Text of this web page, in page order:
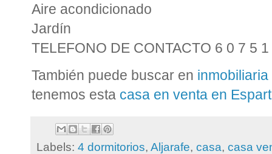
Aire acondicionado
Jardín
TELEFONO DE CONTACTO 6 0 7 5
También puede buscar en
tenemos esta casa en venta en
Labels: 4 dormitorios, Aljarafe, casa, casa